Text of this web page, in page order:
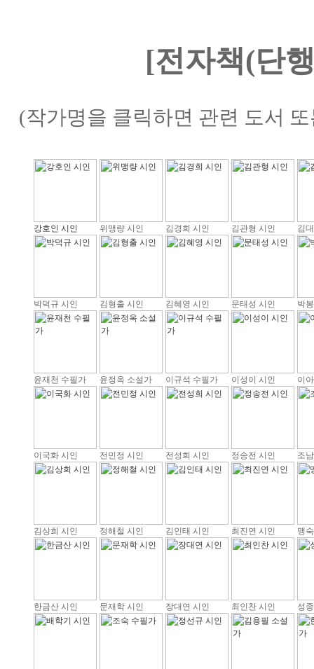
[전자책(단
(작가명을 클릭하면 관련 도서
강호인 시인 위맹량 시인 김경희 시인 김관형 시인 김
박덕규 시인 김형출 시인 김혜영 시인 문태성 시인 박
윤재천 수필가 윤정옥 소설가 이규석 수필가 이성이 시인 이
이국화 시인 전민정 시인 전성희 시인 정송전 시인 조
김상희 시인 정해철 시인 김인태 시인 최진연 시인 맹
한금산 시인 문재학 시인 장대연 시인 최인찬 시인 성